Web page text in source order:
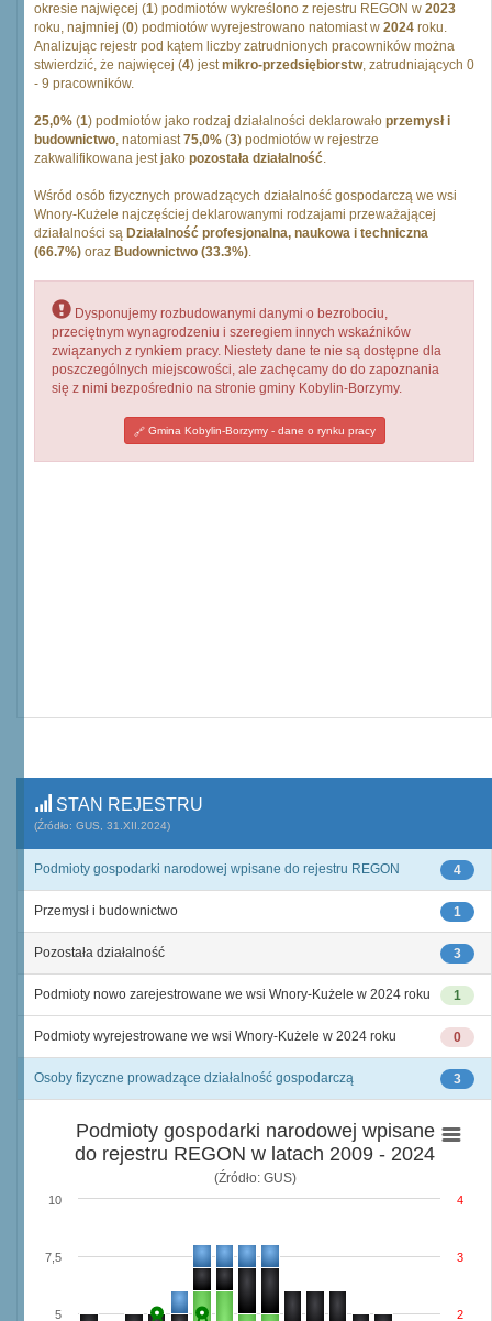
okresie najwięcej (1) podmiotów wykreślono z rejestru REGON w 2023
roku, najmniej (0) podmiotów wyrejestrowano natomiast w 2024 roku.
Analizując rejestr pod kątem liczby zatrudnionych pracowników można
stwierdzić, że najwięcej (4) jestmikro-przedsiębiorstw, zatrudniających 0
- 9 pracowników.
25,0% (1) podmiotów jako rodzaj działalności deklarowało przemysł i
budownictwo, natomiast75,0% (3) podmiotów w rejestrze
zakwalifikowana jest jako pozostała działalność.
Wśród osób fizycznych prowadzących działalność gospodarczą we wsi
Wnory-Kużele najczęściej deklarowanymi rodzajami przeważającej
działalności są Działalność profesjonalna, naukowa i techniczna
(66.7%) oraz Budownictwo (33.3%).
Dysponujemy rozbudowanymi danymi o bezrobociu,
przeciętnym wynagrodzeniu i szeregiem innych wskaźników
związanych z rynkiem pracy. Niestety dane te nie są dostępne dla
poszczególnych miejscowości, ale zachęcamy do do zapoznania
się z nimi bezpośrednio na stronie gminy Kobylin-Borzymy.
Gmina Kobylin-Borzymy - dane o rynku pracy
STAN REJESTRU
(Źródło: GUS, 31.XII.2024)
4
Podmioty gospodarki narodowej wpisane do rejestru REGON
1
Przemysł i budownictwo
3
Pozostała działalność
1
Podmioty nowo zarejestrowane we wsi Wnory-Kużele w 2024 roku
0
Podmioty wyrejestrowane we wsi Wnory-Kużele w 2024 roku
3
Osoby fizyczne prowadzące działalność gospodarczą
Podmioty gospodarki narodowej wpisane
do rejestru REGON w latach 2009 - 2024
(Źródło: GUS)
5
7,5
10
2
3
4